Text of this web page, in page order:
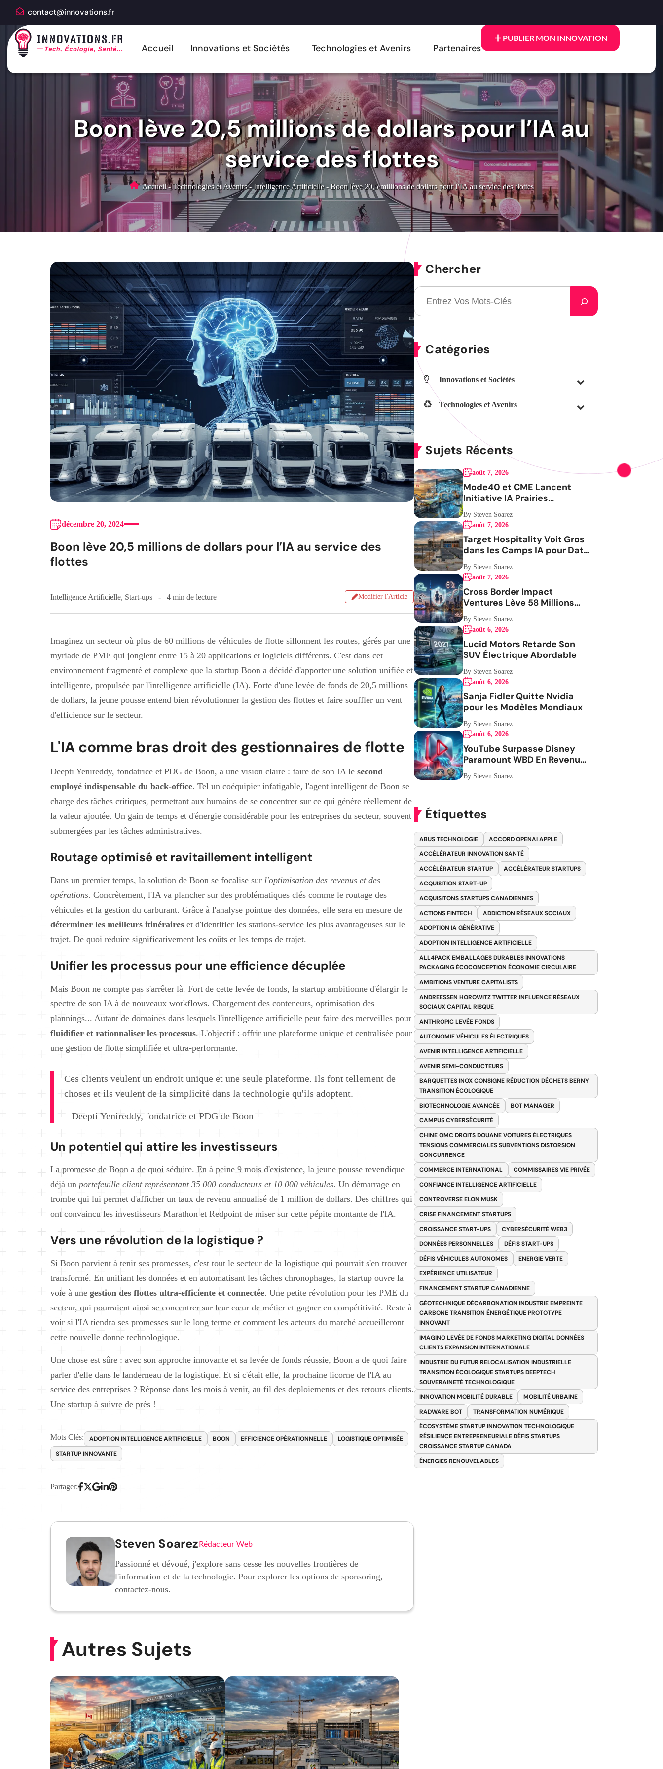
contact@innovations.fr
Accueil Innovations et Sociétés Technologies et Avenirs Partenaires
PUBLIER MON INNOVATION
Boon lève 20,5 millions de dollars pour l’IA au
service des flottes
Accueil - Technologies et Avenirs - Intelligence Artificielle - Boon lève 20,5 millions de dollars pour l’IA au service des flottes
décembre 20, 2024
Boon lève 20,5 millions de dollars pour l’IA au service des
flottes
Intelligence Artificielle, Start-ups 4 min de lecture Modifier l'Article
Imaginez un secteur où plus de 60 millions de véhicules de flotte sillonnent les routes, gérés par une
myriade de PME qui jonglent entre 15 à 20 applications et logiciels différents. C'est dans cet
environnement fragmenté et complexe que la startup Boon a décidé d'apporter une solution unifiée et
intelligente, propulsée par l'intelligence artificielle (IA). Forte d'une levée de fonds de 20,5 millions
de dollars, la jeune pousse entend bien révolutionner la gestion des flottes et faire souffler un vent
d'efficience sur le secteur.
L'IA comme bras droit des gestionnaires de flotte
Deepti Yenireddy, fondatrice et PDG de Boon, a une vision claire : faire de son IA le second
employé indispensable du back-office. Tel un coéquipier infatigable, l'agent intelligent de Boon se
charge des tâches critiques, permettant aux humains de se concentrer sur ce qui génère réellement de
la valeur ajoutée. Un gain de temps et d'énergie considérable pour les entreprises du secteur, souvent
submergées par les tâches administratives.
Routage optimisé et ravitaillement intelligent
Dans un premier temps, la solution de Boon se focalise sur l'optimisation des revenus et des
opérations. Concrètement, l'IA va plancher sur des problématiques clés comme le routage des
véhicules et la gestion du carburant. Grâce à l'analyse pointue des données, elle sera en mesure de
déterminer les meilleurs itinéraires et d'identifier les stations-service les plus avantageuses sur le
trajet. De quoi réduire significativement les coûts et les temps de trajet.
Unifier les processus pour une efficience décuplée
Mais Boon ne compte pas s'arrêter là. Fort de cette levée de fonds, la startup ambitionne d'élargir le
spectre de son IA à de nouveaux workflows. Chargement des conteneurs, optimisation des
plannings... Autant de domaines dans lesquels l'intelligence artificielle peut faire des merveilles pour
fluidifier et rationnaliser les processus. L'objectif : offrir une plateforme unique et centralisée pour
une gestion de flotte simplifiée et ultra-performante.
Ces clients veulent un endroit unique et une seule plateforme. Ils font tellement de
choses et ils veulent de la simplicité dans la technologie qu'ils adoptent.
– Deepti Yenireddy, fondatrice et PDG de Boon
Un potentiel qui attire les investisseurs
La promesse de Boon a de quoi séduire. En à peine 9 mois d'existence, la jeune pousse revendique
déjà un portefeuille client représentant 35 000 conducteurs et 10 000 véhicules. Un démarrage en
trombe qui lui permet d'afficher un taux de revenu annualisé de 1 million de dollars. Des chiffres qui
ont convaincu les investisseurs Marathon et Redpoint de miser sur cette pépite montante de l'IA.
Vers une révolution de la logistique ?
Si Boon parvient à tenir ses promesses, c'est tout le secteur de la logistique qui pourrait s'en trouver
transformé. En unifiant les données et en automatisant les tâches chronophages, la startup ouvre la
voie à une gestion des flottes ultra-efficiente et connectée. Une petite révolution pour les PME du
secteur, qui pourraient ainsi se concentrer sur leur cœur de métier et gagner en compétitivité. Reste à
voir si l'IA tiendra ses promesses sur le long terme et comment les acteurs du marché accueilleront
cette nouvelle donne technologique.
Une chose est sûre : avec son approche innovante et sa levée de fonds réussie, Boon a de quoi faire
parler d'elle dans le landerneau de la logistique. Et si c'était elle, la prochaine licorne de l'IA au
service des entreprises ? Réponse dans les mois à venir, au fil des déploiements et des retours clients.
Une startup à suivre de près !
Mots Clés: ADOPTION INTELLIGENCE ARTIFICIELLE BOON EFFICIENCE OPÉRATIONNELLE
LOGISTIQUE OPTIMISÉE
STARTUP INNOVANTE
Partager:
Steven SoarezRédacteur Web
Passionné et dévoué, j'explore sans cesse les nouvelles frontières de
l'information et de la technologie. Pour explorer les options de sponsoring,
contactez-nous.
Autres Sujets
Chercher
Catégories
Innovations et Sociétés
Technologies et Avenirs
Sujets Récents
août 7, 2026
Mode40 et CME Lancent
Initiative IA Prairies
Aérospatiale
By Steven Soarez
août 7, 2026
Target Hospitality Voit Gros
dans les Camps IA pour Data
Centers
By Steven Soarez
août 7, 2026
Cross Border Impact
Ventures Lève 58 Millions
USD Pour Santé Femmes
By Steven Soarez
août 6, 2026
Lucid Motors Retarde Son
SUV Électrique Abordable
By Steven Soarez
août 6, 2026
Sanja Fidler Quitte Nvidia
pour les Modèles Mondiaux
By Steven Soarez
août 6, 2026
YouTube Surpasse Disney
Paramount WBD En Revenus
Publicitaires
By Steven Soarez
Étiquettes
ABUS TECHNOLOGIE
ACCORD OPENAI APPLE
ACCÉLÉRATEUR INNOVATION SANTÉ
ACCÉLÉRATEUR STARTUP
ACCÉLÉRATEUR STARTUPS
ACQUISITION START-UP
ACQUISITONS STARTUPS CANADIENNES
ACTIONS FINTECH
ADDICTION RÉSEAUX SOCIAUX
ADOPTION IA GÉNÉRATIVE
ADOPTION INTELLIGENCE ARTIFICIELLE
ALL4PACK EMBALLAGES DURABLES INNOVATIONS
PACKAGING ÉCOCONCEPTION ÉCONOMIE CIRCULAIRE
AMBITIONS VENTURE CAPITALISTS
ANDREESSEN HOROWITZ TWITTER INFLUENCE RÉSEAUX
SOCIAUX CAPITAL RISQUE
ANTHROPIC LEVÉE FONDS
AUTONOMIE VÉHICULES ÉLECTRIQUES
AVENIR INTELLIGENCE ARTIFICIELLE
AVENIR SEMI-CONDUCTEURS
BARQUETTES INOX CONSIGNE RÉDUCTION DÉCHETS BERNY
TRANSITION ÉCOLOGIQUE
BIOTECHNOLOGIE AVANCÉE
BOT MANAGER
CAMPUS CYBERSÉCURITÉ
CHINE OMC DROITS DOUANE VOITURES ÉLECTRIQUES
TENSIONS COMMERCIALES SUBVENTIONS DISTORSION
CONCURRENCE
COMMERCE INTERNATIONAL
COMMISSAIRES VIE PRIVÉE
CONFIANCE INTELLIGENCE ARTIFICIELLE
CONTROVERSE ELON MUSK
CRISE FINANCEMENT STARTUPS
CROISSANCE START-UPS
CYBERSÉCURITÉ WEB3
DONNÉES PERSONNELLES
DÉFIS START-UPS
DÉFIS VÉHICULES AUTONOMES
ENERGIE VERTE
EXPÉRIENCE UTILISATEUR
FINANCEMENT STARTUP CANADIENNE
GÉOTECHNIQUE DÉCARBONATION INDUSTRIE EMPREINTE
CARBONE TRANSITION ÉNERGÉTIQUE PROTOTYPE
INNOVANT
IMAGINO LEVÉE DE FONDS MARKETING DIGITAL DONNÉES
CLIENTS EXPANSION INTERNATIONALE
INDUSTRIE DU FUTUR RELOCALISATION INDUSTRIELLE
TRANSITION ÉCOLOGIQUE STARTUPS DEEPTECH
SOUVERAINETÉ TECHNOLOGIQUE
INNOVATION MOBILITÉ DURABLE
MOBILITÉ URBAINE
RADWARE BOT
TRANSFORMATION NUMÉRIQUE
ÉCOSYSTÈME STARTUP INNOVATION TECHNOLOGIQUE
RÉSILIENCE ENTREPRENEURIALE DÉFIS STARTUPS
CROISSANCE STARTUP CANADA
ÉNERGIES RENOUVELABLES